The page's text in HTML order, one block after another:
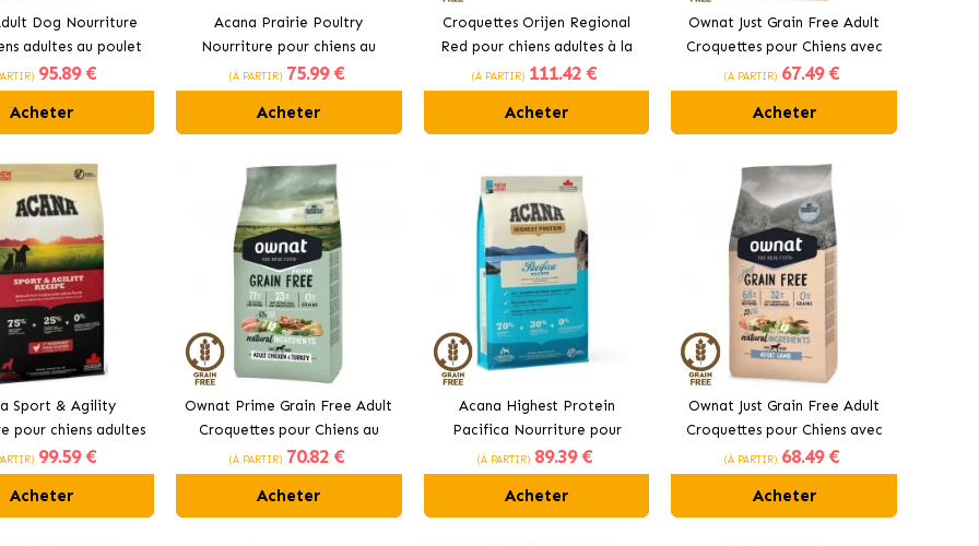
Dog Nourriture
adultes au poulet
95.89 €
Acheter
Acana Prairie Poultry
Nourriture pour chiens au
poulet frais
(À PARTIR) 75.99 €
Acheter
Croquettes Orijen Regional
Red pour chiens adultes à la
viande rouge
(À PARTIR) 111.42 €
Acheter
Ownat Just Grain Free Adult
Croquettes pour Chiens avec
Saumon
(À PARTIR) 67.49 €
Acheter
Sport & Agility
pour chiens adultes
au poulet frais
99.59 €
Acheter
Ownat Prime Grain Free Adult
Croquettes pour Chiens au
Poulet et à la Dinde
(À PARTIR) 70.82 €
Acheter
Acana Highest Protein
Pacifica Nourriture pour
chiens adultes au poisson
(À PARTIR) 89.39 €
Acheter
Ownat Just Grain Free Adult
Croquettes pour Chiens avec
Agneau
(À PARTIR) 68.49 €
Acheter